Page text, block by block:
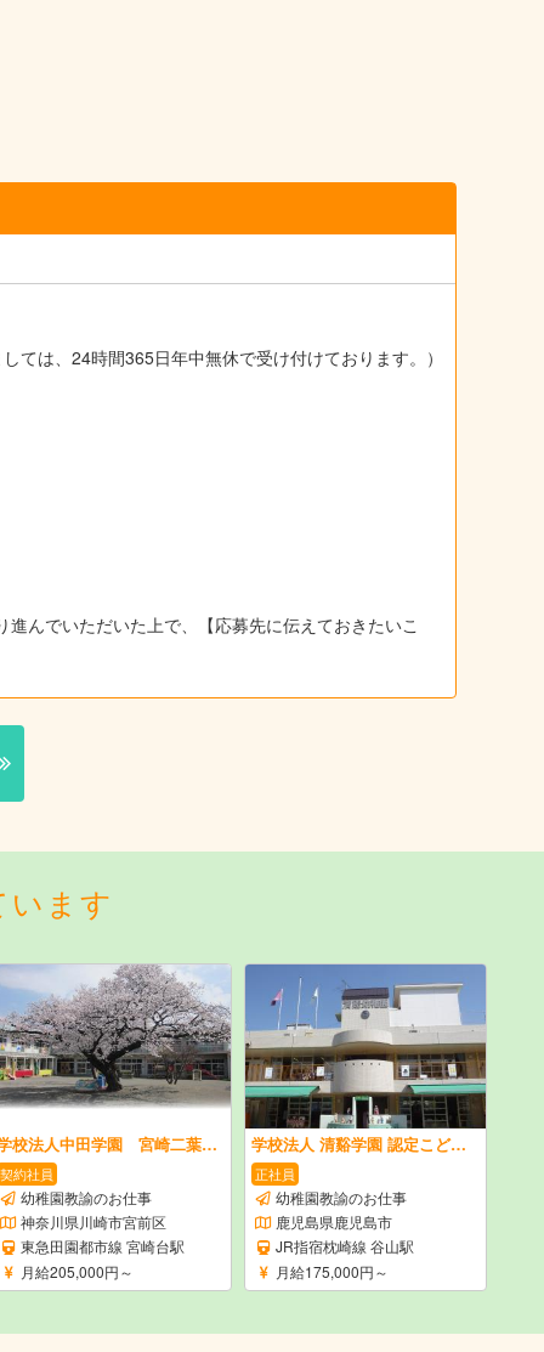
ては、24時間365日年中無休で受け付けております。）
んでいただいた上で、【応募先に伝えておきたいこ
います
学校法人中田学園 宮崎二葉幼稚園
契約社員
幼稚園教諭のお仕事
神奈川県川崎市宮前区
東急田園都市線 宮崎台駅
月給205,000円～
学校法人 清谿学園 認定こども園 清谿幼稚園
正社員
幼稚園教諭のお仕事
鹿児島県鹿児島市
JR指宿枕崎線 谷山駅
月給175,000円～